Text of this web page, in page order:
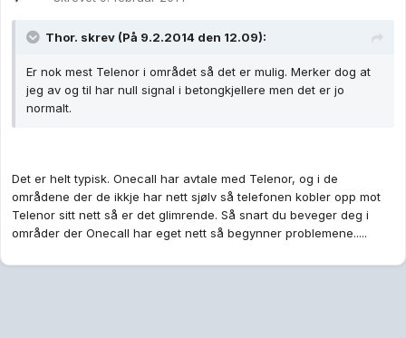
Thor. skrev (På 9.2.2014 den 12.09):
Er nok mest Telenor i området så det er mulig. Merker dog at
jeg av og til har null signal i betongkjellere men det er jo
normalt.
Det er helt typisk. Onecall har avtale med Telenor, og i de
områdene der de ikkje har nett sjølv så telefonen kobler opp mot
Telenor sitt nett så er det glimrende. Så snart du beveger deg i
områder der Onecall har eget nett så begynner problemene.....